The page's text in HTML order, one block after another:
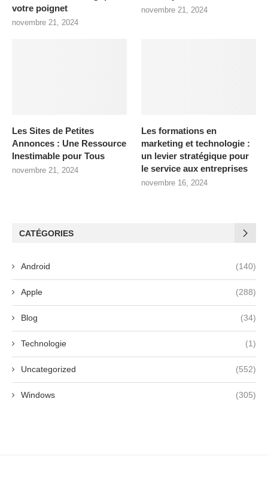
votre poignet
novembre 21, 2024
novembre 21, 2024
Les Sites de Petites
Annonces : Une Ressource
Inestimable pour Tous
novembre 21, 2024
Les formations en
marketing et technologie :
un levier stratégique pour
le service aux entreprises
novembre 16, 2024
CATÉGORIES
Android (140)
Apple (288)
Blog (34)
Technologie (1)
Uncategorized (552)
Windows (305)